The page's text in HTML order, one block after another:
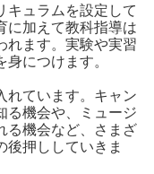
ュラムを設定して
に加えて教科指導は
れます。実験や実習
につけます。
れています。キャン
る機会や、ミュージ
る機会など、さまざ
後押ししていきま